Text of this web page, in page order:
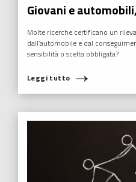
Giovani e
Molte ricerche certificano un
dall’automobile e dal
sensibilità o scelta obbligata?
Leggi tutto